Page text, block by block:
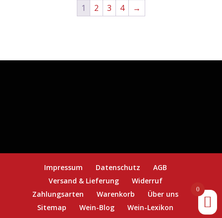
Menge
1 2 3 4 →
Impressum Datenschutz
AGB
Versand & Lieferung
Widerruf
Zahlungsarten
Warenkorb
Über uns
Sitemap
Wein-Blog
Wein-Lexikon
0